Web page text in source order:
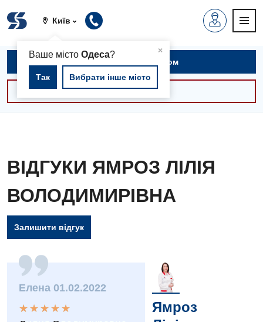
Київ
×
Ваше містоОдеса?
Так Вибрати інше місто
Вакансії
Записатися на прийом
Консультації -30%
ВІДГУКИ ЯМРОЗ ЛІЛІЯ
ВОЛОДИМИРІВНА
Залишити відгук
Елена 01.02.2022
★
★
★
★
★
★ ★ ★ ★ ★
Ямроз